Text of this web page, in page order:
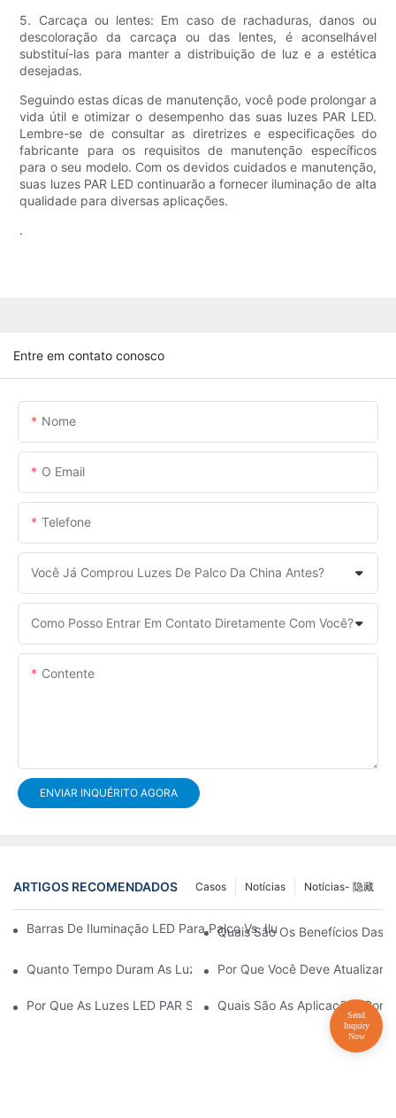
5. Carcaça ou lentes: Em caso de rachaduras, danos ou
descoloração da carcaça ou das lentes, é aconselhável
substituí-las para manter a distribuição de luz e a estética
desejadas.
Seguindo estas dicas de manutenção, você pode prolongar a
vida útil e otimizar o desempenho das suas luzes PAR LED.
Lembre-se de consultar as diretrizes e especificações do
fabricante para os requisitos de manutenção específicos
para o seu modelo. Com os devidos cuidados e manutenção,
suas luzes PAR LED continuarão a fornecer iluminação de alta
qualidade para diversas aplicações.
.
Entre em contato conosco
Nome
O Email
Telefone
Você Já Comprou Luzes De Palco Da China Antes?
Como Posso Entrar Em Contato Diretamente Com Você?
Contente
ENVIAR INQUÉRITO AGORA
ARTIGOS RECOMENDADOS Notícias- 隐藏
Notícias
Casos
Barras De Iluminação LED Para Palco Vs. Iluminação De Palco
Quais São Os Benefícios Das
Quanto Tempo Duram As Luzes LED PAR?Por Que Você Deve Atualizar
Por Que As Luzes LED PAR São Perfeitas Para Galerias De Arte
Quais São As Aplicações